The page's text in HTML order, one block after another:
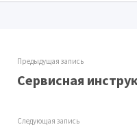
Предыдущая запись
Сервисная
Следующая запись